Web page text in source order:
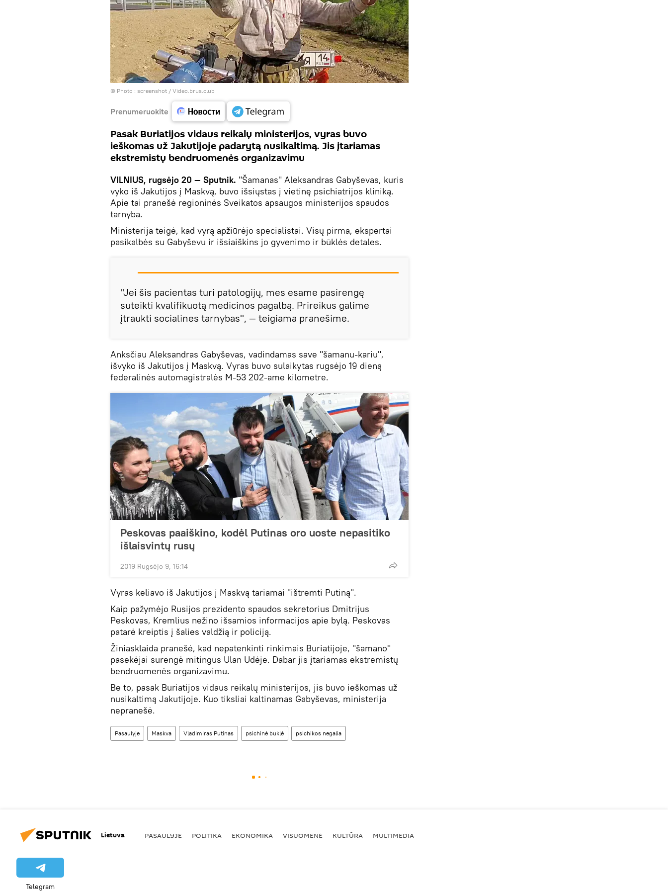
© Photo : screenshot / Video.brus.club
Prenumeruokite
Pasak Buriatijos vidaus reikalų ministerijos, vyras buvo
ieškomas už Jakutijoje padarytą nusikaltimą. Jis įtariamas
ekstremistų bendruomenės organizavimu
VILNIUS, rugsėjo 20 — Sputnik. "Šamanas" Aleksandras Gabyševas, kuris
vyko iš Jakutijos į Maskvą, buvo išsiųstas į vietinę psichiatrijos kliniką.
Apie tai pranešė regioninės Sveikatos apsaugos ministerijos spaudos
tarnyba.
Ministerija teigė, kad vyrą apžiūrėjo specialistai. Visų pirma, ekspertai
pasikalbės su Gabyševu ir išsiaiškins jo gyvenimo ir būklės detales.
"Jei šis pacientas turi patologijų, mes esame pasirengę
suteikti kvalifikuotą medicinos pagalbą. Prireikus galime
įtraukti socialines tarnybas", — teigiama pranešime.
Anksčiau Aleksandras Gabyševas, vadindamas save "šamanu-kariu",
išvyko iš Jakutijos į Maskvą. Vyras buvo sulaikytas rugsėjo 19 dieną
federalinės automagistralės M-53 202-ame kilometre.
Peskovas paaiškino, kodėl Putinas oro uoste nepasitiko
išlaisvintų rusų
2019 Rugsėjo 9, 16:14
Vyras keliavo iš Jakutijos į Maskvą tariamai "ištremti Putiną".
Kaip pažymėjo Rusijos prezidento spaudos sekretorius Dmitrijus
Peskovas, Kremlius nežino išsamios informacijos apie bylą. Peskovas
patarė kreiptis į šalies valdžią ir policiją.
Žiniasklaida pranešė, kad nepatenkinti rinkimais Buriatijoje, "šamano"
pasekėjai surengė mitingus Ulan Udėje. Dabar jis įtariamas ekstremistų
bendruomenės organizavimu.
Be to, pasak Buriatijos vidaus reikalų ministerijos, jis buvo ieškomas už
nusikaltimą Jakutijoje. Kuo tiksliai kaltinamas Gabyševas, ministerija
nepranešė.
Pasaulyje Maskva Vladimiras Putinas psichinė buklė psichikos negalia
Lietuva PASAULYJE POLITIKA EKONOMIKA VISUOMENĖ KULTŪRA MULTIMEDIA
Telegram